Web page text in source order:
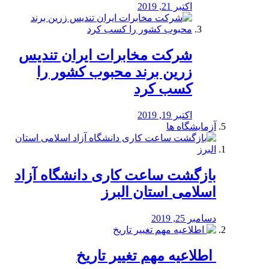
اکتبر 21, 2019
شرکت مخابرات ایران تندیس
زرین برند محبوب کشور را
کسب کرد
اکتبر 19, 2019
آزمایشگاه ها
بازگشت ساعت کاری دانشگاه آزاد
اسلامی استان البرز
دسامبر 25, 2019
️ اطلاعیه مهم تغییر تاریخ